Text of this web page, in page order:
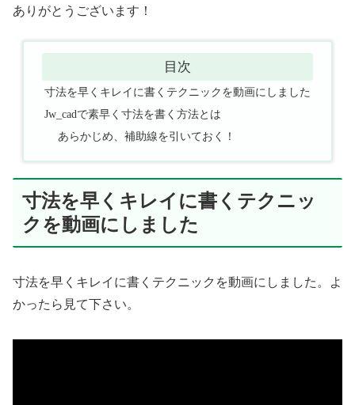
ありがとうございます！
目次
寸法を早くキレイに書くテクニックを動画にしました
Jw_cadで素早く寸法を書く方法とは
あらかじめ、補助線を引いておく！
寸法を早くキレイに書くテクニッ
クを動画にしました
寸法を早くキレイに書くテクニックを動画にしました。よ
かったら見て下さい。